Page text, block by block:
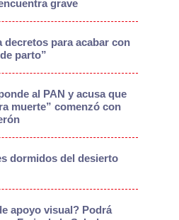
grave
decretos para acabar con
parto”
al PAN y acusa que
muerte” comenzó con
dormidos del desierto
apoyo visual? Podrá